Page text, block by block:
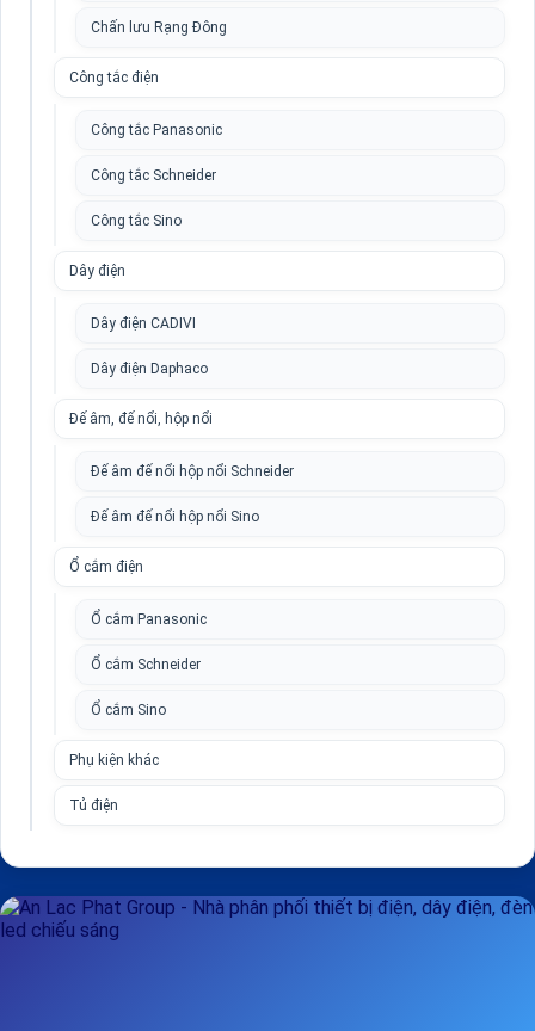
Chấn lưu Rạng Đông
Công tắc điện
Công tắc Panasonic
Công tắc Schneider
Công tắc Sino
Dây điện
Dây điện CADIVI
Dây điện Daphaco
Đế âm, đế nổi, hộp nổi
Đế âm đế nổi hộp nổi Schneider
Đế âm đế nổi hộp nổi Sino
Ổ cắm điện
Ổ cắm Panasonic
Ổ cắm Schneider
Ổ cắm Sino
Phụ kiện khác
Tủ điện